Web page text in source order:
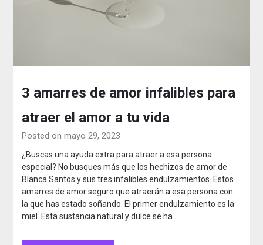
3 amarres de amor infalibles para
atraer el amor a tu vida
Posted on mayo 29, 2023
¿Buscas una ayuda extra para atraer a esa persona
especial? No busques más que los hechizos de amor de
Blanca Santos y sus tres infalibles endulzamientos. Estos
amarres de amor seguro que atraerán a esa persona con
la que has estado soñando. El primer endulzamiento es la
miel. Esta sustancia natural y dulce se ha…